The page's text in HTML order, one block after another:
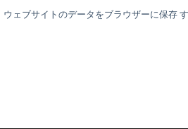
ェブサイトのデータをブラウザーに保存